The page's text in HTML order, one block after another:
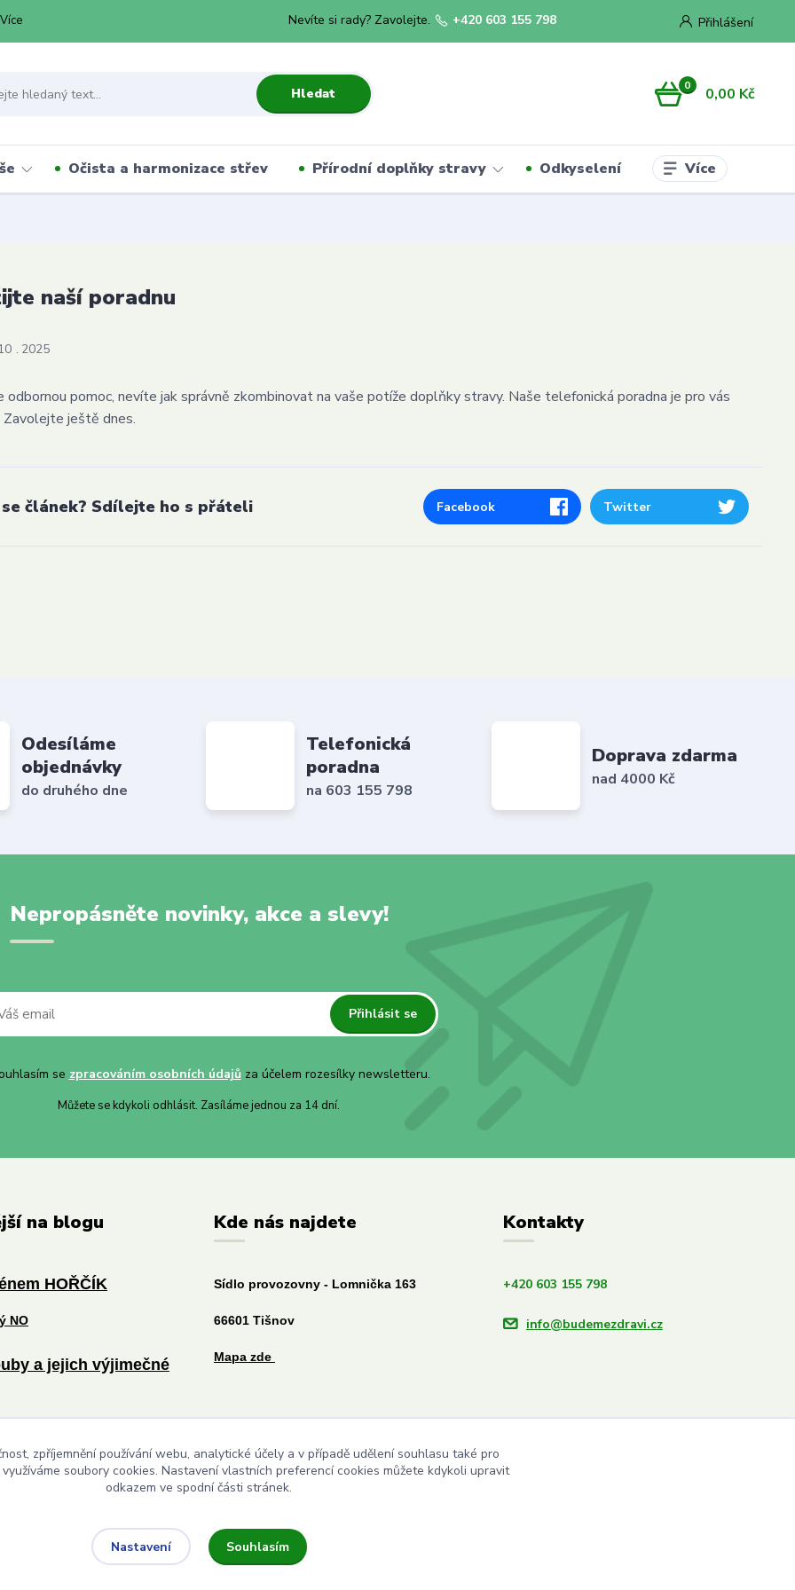
Více Přihlášení
Hledat
Nevíte si rady? Zavolejte. +420 603 155 798
0 0,00 Kč
Očista a harmonizace střev Přírodní doplňky stravy Odkyselení Více
2025
naší poradnu
odbornou pomoc, nevíte jak správně zkombinovat na vaše potíže doplňky stravy. Naše telefonická poradna je pro vás
Zavolejte ještě dnes.
článek? Sdílejte ho s přáteli Facebook Twitter
Odesíláme
objednávky
do druhého dne
Telefonická
poradna
na 603 155 798
Doprava zdarma
nad 4000 Kč
Nepropásněte novinky, akce a slevy!
Přihlásit se
se zpracováním osobních údajůza účelem rozesílky newsletteru.
Můžete se kdykoli odhlásit. Zasíláme jednou za 14 dní.
na blogu
HOŘČÍK
NO
a jejich výjimečné
prospěje každému
Kde nás najdete
Sídlo provozovny - Lomnička 163
66601 Tišnov
Mapa zde
Kontakty
+420 603 155 798
info@budemezdravi.cz
Upravit sběr cookies.
zpříjemnění používání webu, analytické účely a v případě udělení souhlasu také pro
soubory cookies. Nastavení vlastních preferencí cookies můžete kdykoli upravit
odkazem ve spodní části stránek.
Nastavení Souhlasím